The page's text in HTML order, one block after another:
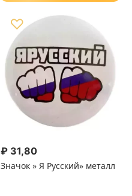
₽ 31,80
Значок » Я Русский» металл
♡